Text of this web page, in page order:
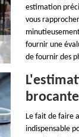
estimation
vous
fournir une
de fournir des
Le fait de faire
indispensable